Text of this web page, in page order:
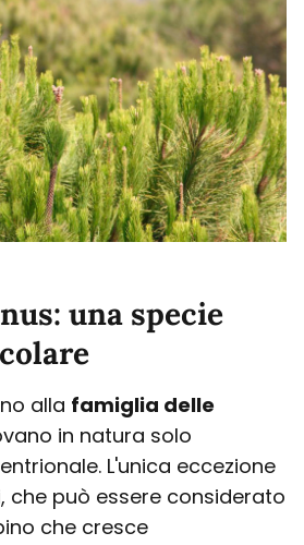
una specie
alla famiglia delle
in natura solo
L'unica eccezione
che può essere considerato
che cresce